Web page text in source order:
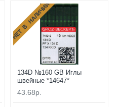
НЕТ В НАЛИЧИИ
134D №160 GB Иглы
швейные *14647*
43.68р.